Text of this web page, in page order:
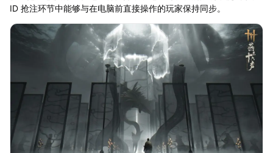
ID 抢注环节中能够与在电脑前直接操作的玩家保持同步。